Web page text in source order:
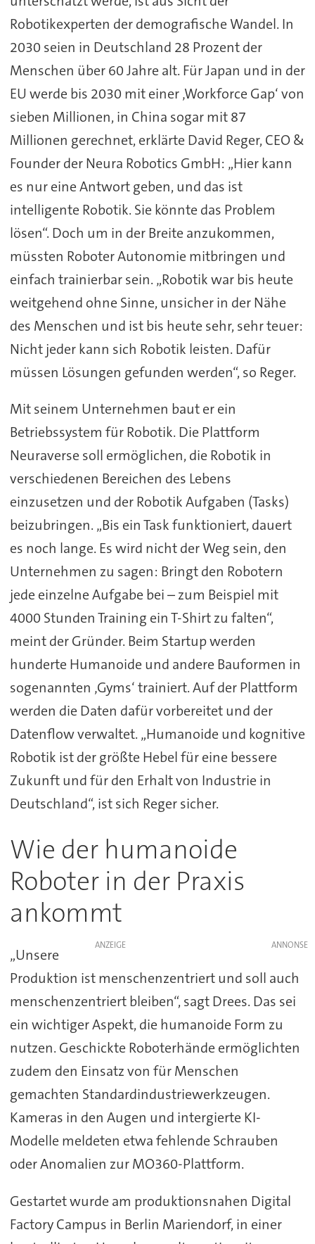
Robotikexperten der demografische Wandel. In
2030 seien in Deutschland 28 Prozent der
Menschen über 60 Jahre alt. Für Japan und in der
EU werde bis 2030 mit einer ‚Workforce Gap‘ von
sieben Millionen, in China sogar mit 87
Millionen gerechnet, erklärte David Reger, CEO &
Founder der Neura Robotics GmbH: „Hier kann
es nur eine Antwort geben, und das ist
intelligente Robotik. Sie könnte das Problem
lösen“. Doch um in der Breite anzukommen,
müssten Roboter Autonomie mitbringen und
einfach trainierbar sein. „Robotik war bis heute
weitgehend ohne Sinne, unsicher in der Nähe
des Menschen und ist bis heute sehr, sehr teuer:
Nicht jeder kann sich Robotik leisten. Dafür
müssen Lösungen gefunden werden“, so Reger.
Mit seinem Unternehmen baut er ein
Betriebssystem für Robotik. Die Plattform
Neuraverse soll ermöglichen, die Robotik in
verschiedenen Bereichen des Lebens
einzusetzen und der Robotik Aufgaben (Tasks)
beizubringen. „Bis ein Task funktioniert, dauert
es noch lange. Es wird nicht der Weg sein, den
Unternehmen zu sagen: Bringt den Robotern
jede einzelne Aufgabe bei – zum Beispiel mit
4000 Stunden Training ein T-Shirt zu falten“,
meint der Gründer. Beim Startup werden
hunderte Humanoide und andere Bauformen in
sogenannten ‚Gyms‘ trainiert. Auf der Plattform
werden die Daten dafür vorbereitet und der
Datenflow verwaltet. „Humanoide und kognitive
Robotik ist der größte Hebel für eine bessere
Zukunft und für den Erhalt von Industrie in
Deutschland“, ist sich Reger sicher.
Wie der humanoide
Roboter in der Praxis
ankommt
ANZEIGE
„Unsere
Produktion ist menschenzentriert und soll auch
menschenzentriert bleiben“, sagt Drees. Das sei
ein wichtiger Aspekt, die humanoide Form zu
nutzen. Geschickte Roboterhände ermöglichten
zudem den Einsatz von für Menschen
gemachten Standardindustriewerkzeugen.
Kameras in den Augen und intergierte KI-
Modelle meldeten etwa fehlende Schrauben
oder Anomalien zur MO360-Plattform.
Gestartet wurde am produktionsnahen Digital
Factory Campus in Berlin Mariendorf, in einer